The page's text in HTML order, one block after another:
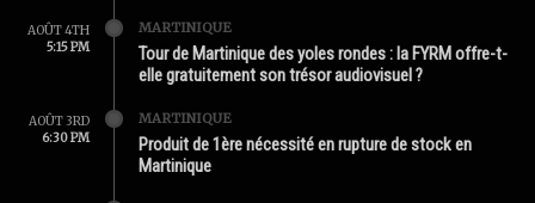
AOÛT 4TH
5:15 PM
MARTINIQUE
Tour de Martinique des yoles rondes : la FYRM offre-t-
elle gratuitement son trésor audiovisuel ?
AOÛT 3RD
6:30 PM
MARTINIQUE
Produit de 1ère nécessité en rupture de stock en
Martinique